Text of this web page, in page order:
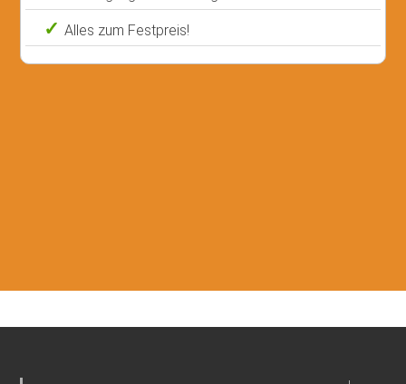
Alles zum Festpreis!